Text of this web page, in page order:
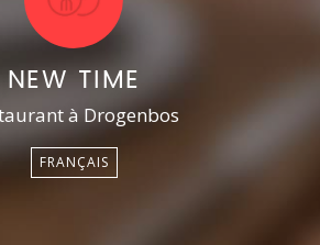
NEW TIME
à Drogenbos
FRANÇAIS